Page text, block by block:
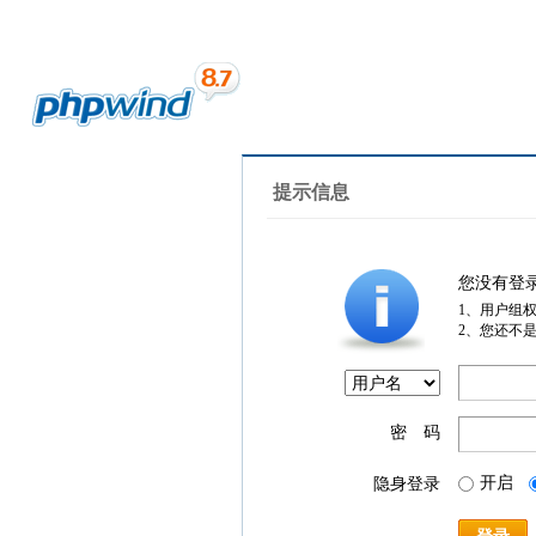
提示信息
您没有登
1、用户组
2、您还不
密 码
隐身登录 开启